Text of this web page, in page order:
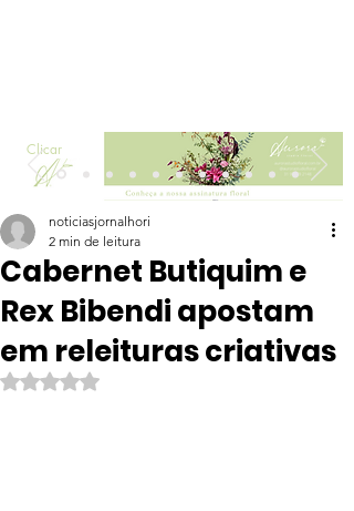
Clicar
Cabernet Butiquim e
Rex Bibendi apostam
em releituras criativas
noticiasjornalhori
2 min de leitura
Avaliado com NaN de 5 estrelas.